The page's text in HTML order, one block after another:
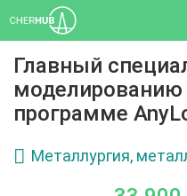
Главный
моделированию
программе
Металлургия,